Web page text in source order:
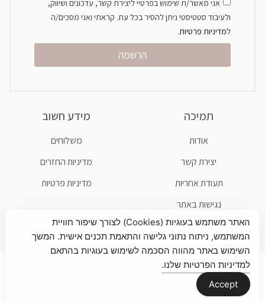
מידע חשוב
משלוחים
מדיניות החזרים
מדיניות פרטיות
תמיכה
אודות
יצירת קשר
תעודת אחריות
נגישות באתר
אני מאשר/ת שימוש בפרטיי ליצירת קשר, עדכונים ושיווק,
ולעיבוד סטטיסטי ניתן להסיר בכל עת. קראתי ואני מסכים/ה
למדיניות פרטיות.
הרשמה
Copyright © 2022 Cortex Beauty Israel. All rights reserved
האתר משתמש בעוגיות (Cookies) לצורך שיפור חוויית
המשתמש, ניתוח נתוני גלישה והתאמת תכנים אישית. המשך
השימוש באתר מהווה הסכמה לשימוש בעוגיות בהתאם
למדיניות הפרטיות שלנו.
Accept